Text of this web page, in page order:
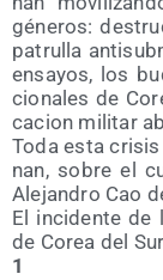
géne­ros:
patru­lla
ensa­yos, los
cio­na­les de
ca­cion mili­tar
Toda esta
nan, sobre el
Ale­jan­dro Cao
El inci­den­te de
de Corea del
1